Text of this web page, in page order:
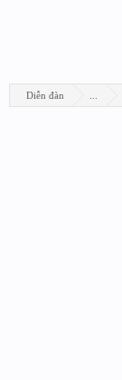
Diễn đàn